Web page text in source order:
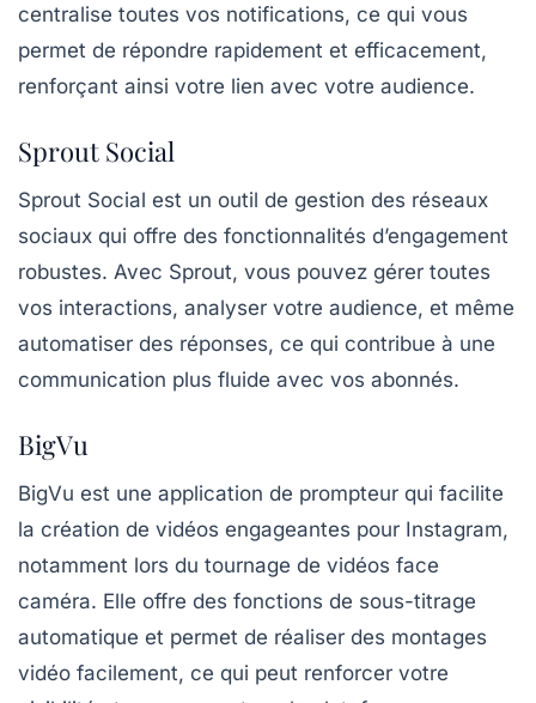
centralise toutes vos notifications, ce qui vous
permet de répondre rapidement et efficacement,
renforçant ainsi votre lien avec votre audience.
Sprout Social
Sprout Social est un outil de gestion des réseaux
sociaux qui offre des fonctionnalités d’engagement
robustes. Avec Sprout, vous pouvez gérer toutes
vos interactions, analyser votre audience, et même
automatiser des réponses, ce qui contribue à une
communication plus fluide avec vos abonnés.
BigVu
BigVu est une application de prompteur qui facilite
la création de vidéos engageantes pour Instagram,
notamment lors du tournage de vidéos face
caméra. Elle offre des fonctions de sous-titrage
automatique et permet de réaliser des montages
vidéo facilement, ce qui peut renforcer votre